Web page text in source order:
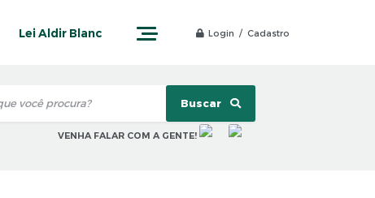
Login / Cadastro
Lei Aldir Blanc
Buscar
VENHA FALAR COM A GENTE!